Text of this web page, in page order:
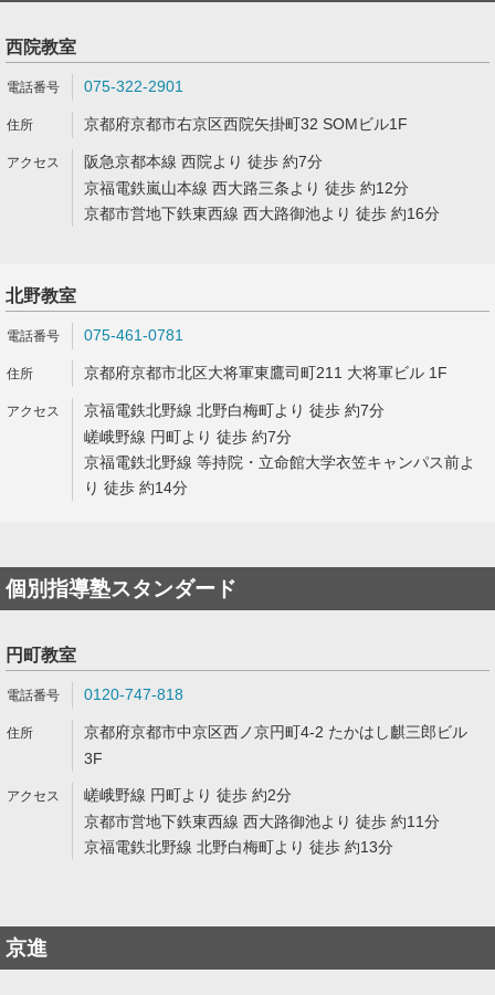
西院教室
075-322-2901
京都府京都市右京区西院矢掛町32 SOMビル1F
阪急京都本線 西院より 徒歩 約7分
京福電鉄嵐山本線 西大路三条より 徒歩 約12分
京都市営地下鉄東西線 西大路御池より 徒歩 約16分
北野教室
075-461-0781
京都府京都市北区大将軍東鷹司町211 大将軍ビル 1F
京福電鉄北野線 北野白梅町より 徒歩 約7分
嵯峨野線 円町より 徒歩 約7分
京福電鉄北野線 等持院・立命館大学衣笠キャンパス前よ
り 徒歩 約14分
個別指導塾スタンダード
円町教室
0120-747-818
京都府京都市中京区西ノ京円町4-2 たかはし麒三郎ビル
3F
嵯峨野線 円町より 徒歩 約2分
京都市営地下鉄東西線 西大路御池より 徒歩 約11分
京福電鉄北野線 北野白梅町より 徒歩 約13分
京進